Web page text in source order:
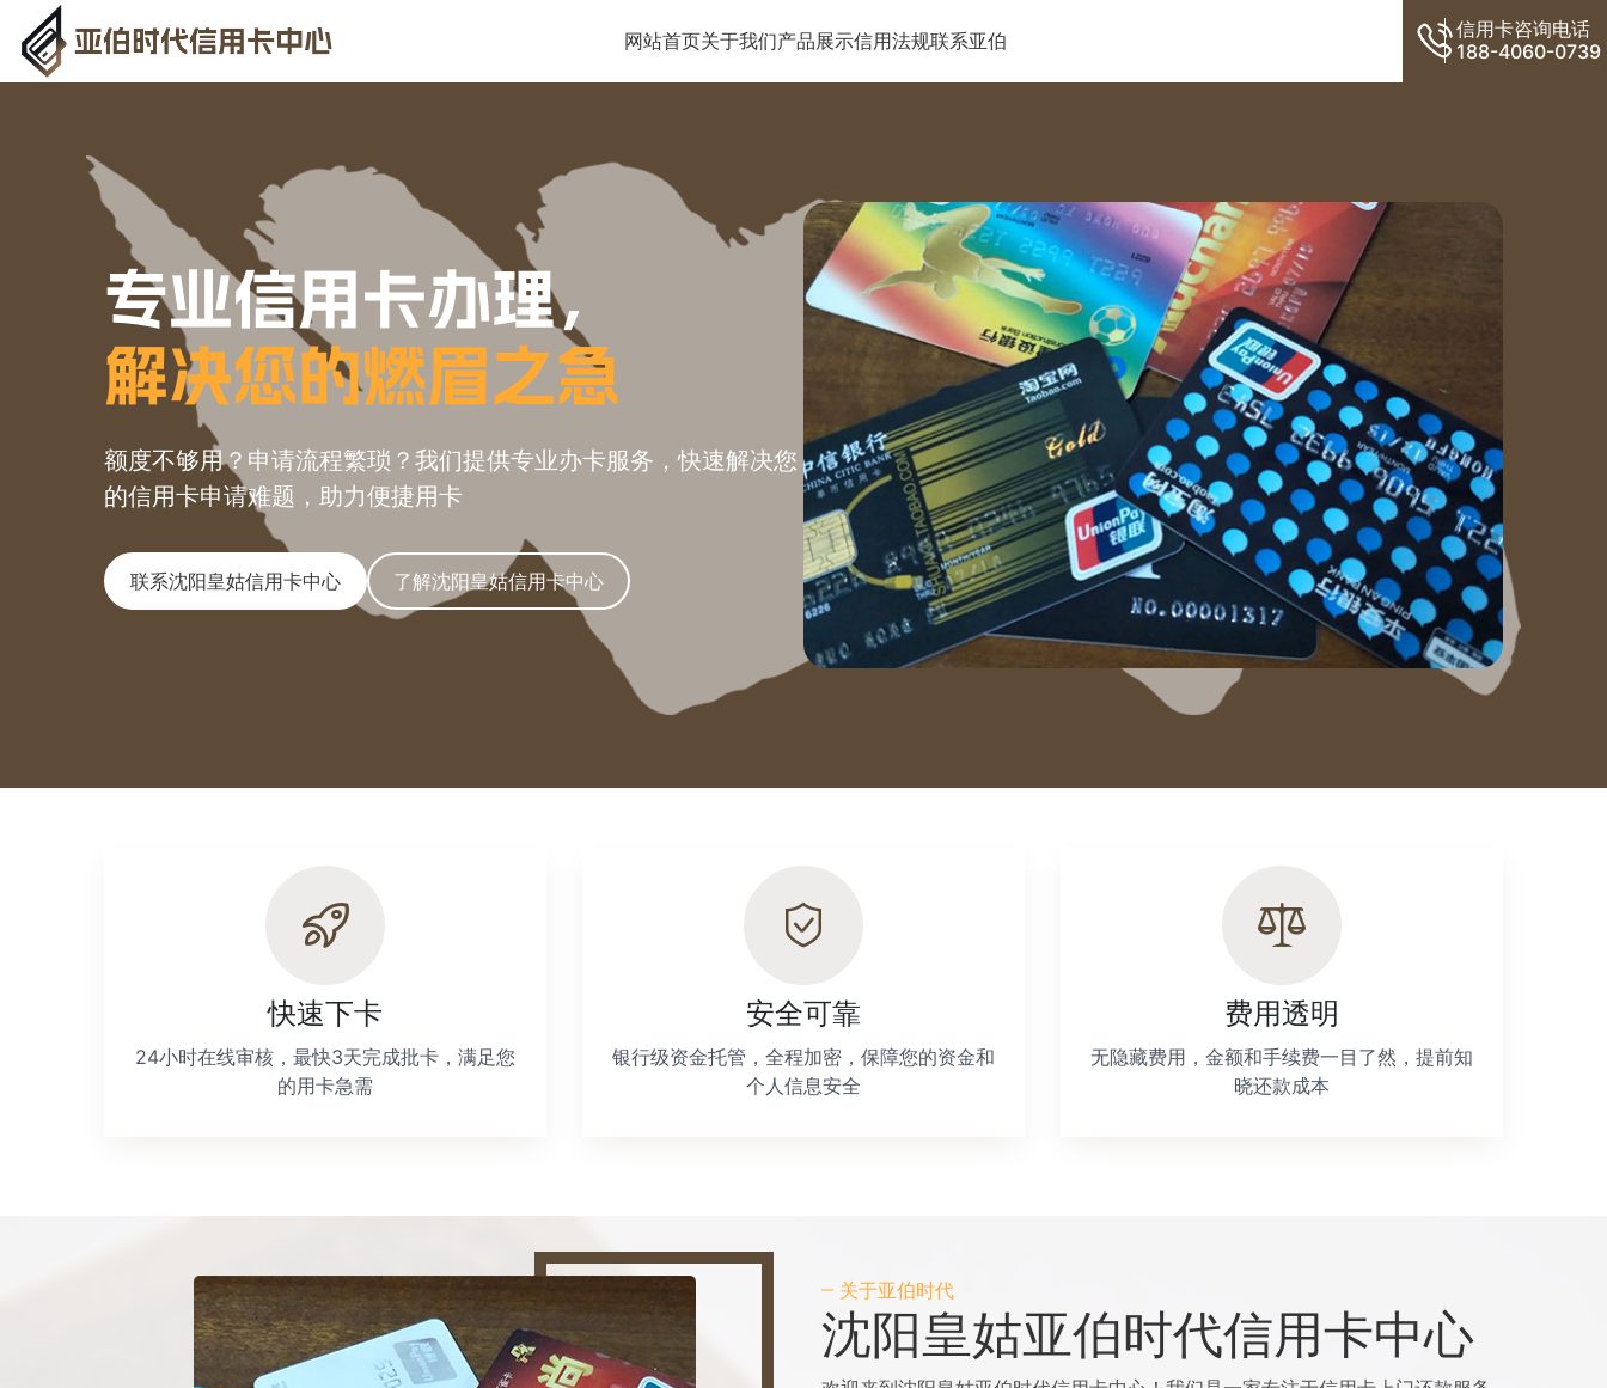
网站首页关于我们产品展示信用法规联系亚伯
信用卡咨询电话
188-4060-0739
专业信用卡办理，
解决您的燃眉之急
额度不够用？申请流程繁琐？我们提供专业办卡服务，快速解决您
的信用卡申请难题，助力便捷用卡
联系沈阳皇姑信用卡中心 了解沈阳皇姑信用卡中心
快速下卡
24小时在线审核，最快3天完成批卡，满足您
的用卡急需
安全可靠
银行级资金托管，全程加密，保障您的资金和
个人信息安全
费用透明
无隐藏费用，金额和手续费一目了然，提前知
晓还款成本
关于亚伯时代
沈阳皇姑亚伯时代信用卡中心